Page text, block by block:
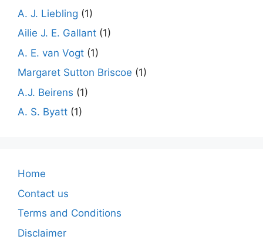
A. J. Liebling (1)
Ailie J. E. Gallant (1)
A. E. van Vogt (1)
Margaret Sutton Briscoe (1)
A.J. Beirens (1)
A. S. Byatt (1)
Home
Contact us
Terms and Conditions
Disclaimer